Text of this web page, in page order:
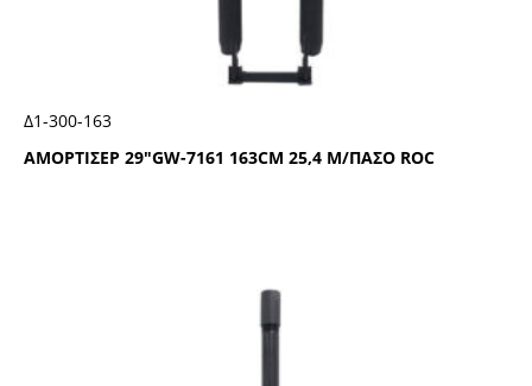
ΑΜΟΡΤΙΣΕΡ 29″GW-7161 163CΜ 25,4 Μ/ΠΑΣΟ RΟC
Δ1-300-163